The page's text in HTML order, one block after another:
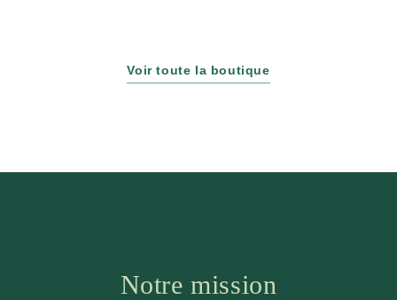
Voir toute la boutique
Notre mission